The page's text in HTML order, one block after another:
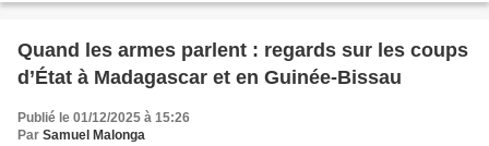
sbb-et-kimbokoto-pour-egayer-le-pere-de-ndila-joseph.html,...
Quand les armes parlent : regards sur les coups
d’État à Madagascar et en Guinée-Bissau
Publié le 01/12/2025 à 15:26
Par Samuel Malonga